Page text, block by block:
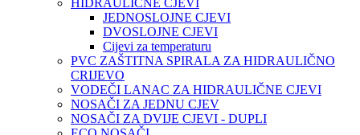
HIDRAULIČNE CJEVI
JEDNOSLOJNE CJEVI
DVOSLOJNE CJEVI
Cijevi za temperaturu
PVC ZAŠTITNA SPIRALA ZA HIDRAULIČNO
CRIJEVO
VODEČI LANAC ZA HIDRAULIČNE CJEVI
NOSAČI ZA JEDNU CJEV
NOSAČI ZA DVIJE CJEVI - DUPLI